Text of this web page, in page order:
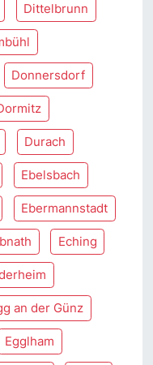
Dittelbrunn
Donnersdorf
Durach
Ebelsbach
Ebermannstadt
Eching
an der Günz
Egglham